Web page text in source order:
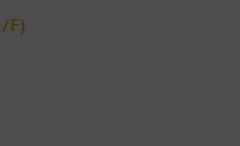
F)